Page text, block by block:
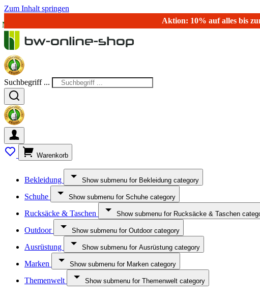
Zum Inhalt springen
Aktion: 10% auf alles bis
Suchbegriff ...
Warenkorb
Bekleidung Show submenu for Bekleidung category
Schuhe Show submenu for Schuhe category
Rucksäcke & Taschen Show submenu for Rucksäcke & Taschen
Outdoor Show submenu for Outdoor category
Ausrüstung Show submenu for Ausrüstung category
Marken Show submenu for Marken category
Themenwelt Show submenu for Themenwelt category
NEU!
NEU!